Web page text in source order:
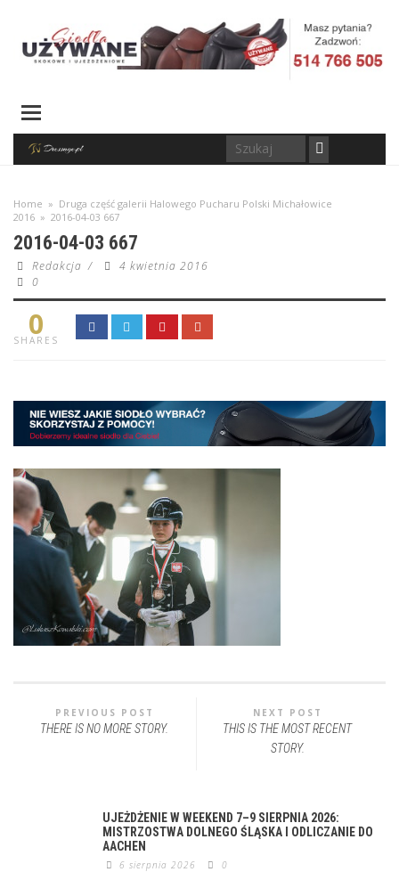
Home » Druga część galerii Halowego Pucharu Polski Michałowice
2016 » 2016-04-03 667
2016-04-03 667
Redakcja /
4 kwietnia 2016
0
0
SHARES
PREVIOUS POST
THERE IS NO MORE STORY.
NEXT POST
THIS IS THE MOST RECENT
STORY.
UJEŻDŻENIE W WEEKEND 7–9 SIERPNIA 2026:
MISTRZOSTWA DOLNEGO ŚLĄSKA I ODLICZANIE DO
AACHEN
6 sierpnia 2026 0